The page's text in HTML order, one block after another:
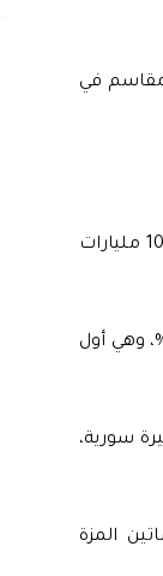
مقاسم في
ويأتي توقيع عقد الشراكة المذكور بعد توقيع “دمشق القابضة” عقد مع رجل الأعمال السوري مازن الترزي، لاستثمار المول بقيمة 108 مليارات
الإجمالية للعقد 250 مليون دولار، على أن تكون حصة الترزي من المشروع 51%، في حين تبلغ حصة الجهة العامة 49%، وهي أول
عقد مع شركة “أمان دمشق” المساهمة المغفلة الخاصة بـ150 مليار ليرة سورية،
خلف الرازي وبساتين المزة